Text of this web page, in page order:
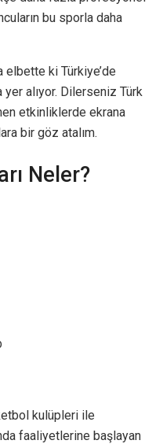
bu sporla daha
elbette ki Türkiye’de
alıyor. Dilerseniz Türk
etkinliklerde ekrana
bir göz atalım.
Neler?
kulüpleri ile
faaliyetlerine başlayan